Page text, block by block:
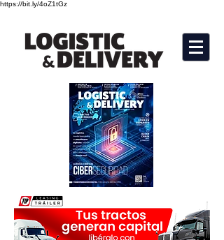
https://bit.ly/4oZ1tGz